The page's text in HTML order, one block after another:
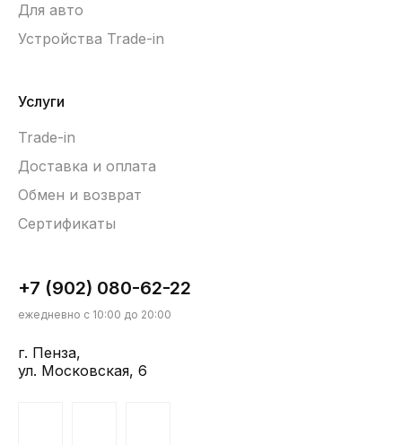
Для авто
Устройства Trade-in
Услуги
Trade-in
Доставка и оплата
Обмен и возврат
Сертификаты
+7 (902) 080-62-22
ежедневно с 10:00 до 20:00
г. Пенза,
ул. Московская, 6